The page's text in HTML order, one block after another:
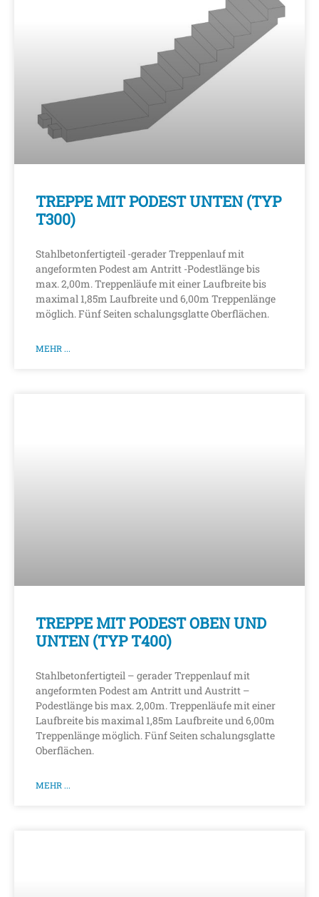
TREPPE MIT PODEST UNTEN (TYP
T300)
Stahlbetonfertigteil -gerader Treppenlauf mit
angeformten Podest am Antritt -Podestlänge bis
max. 2,00m. Treppenläufe mit einer Laufbreite bis
maximal 1,85m Laufbreite und 6,00m Treppenlänge
möglich. Fünf Seiten schalungsglatte Oberflächen.
MEHR ...
TREPPE MIT PODEST OBEN UND
UNTEN (TYP T400)
Stahlbetonfertigteil – gerader Treppenlauf mit
angeformten Podest am Antritt und Austritt –
Podestlänge bis max. 2,00m. Treppenläufe mit einer
Laufbreite bis maximal 1,85m Laufbreite und 6,00m
Treppenlänge möglich. Fünf Seiten schalungsglatte
Oberflächen.
MEHR ...